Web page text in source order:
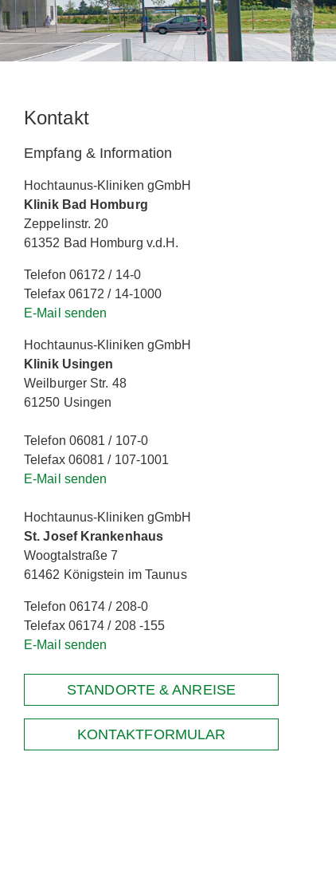
Kontakt
Empfang & Information
Hochtaunus-Kliniken gGmbH
Klinik Bad Homburg
Zeppelinstr. 20
61352 Bad Homburg v.d.H.
Telefon 06172 / 14-0
Telefax 06172 / 14-1000
E-Mail senden
Hochtaunus-Kliniken gGmbH
Klinik Usingen
Weilburger Str. 48
61250 Usingen
Telefon 06081 / 107-0
Telefax 06081 / 107-1001
E-Mail senden
Hochtaunus-Kliniken gGmbH
St. Josef Krankenhaus
Woogtalstraße 7
61462 Königstein im Taunus
Telefon 06174 / 208-0
Telefax 06174 / 208 -155
E-Mail senden
STANDORTE & ANREISE
KONTAKTFORMULAR